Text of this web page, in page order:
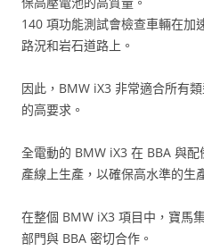
140 項功能測試會檢查車輛在加
路況和岩石道路上。
因此，BMW iX3 非常適合所有
的高要求。
全電動的 BMW iX3 在 BBA 與
產線上生產，以確保高水準的生
在整個 BMW iX3 項目中，寶馬
部門與 BBA 密切合作。